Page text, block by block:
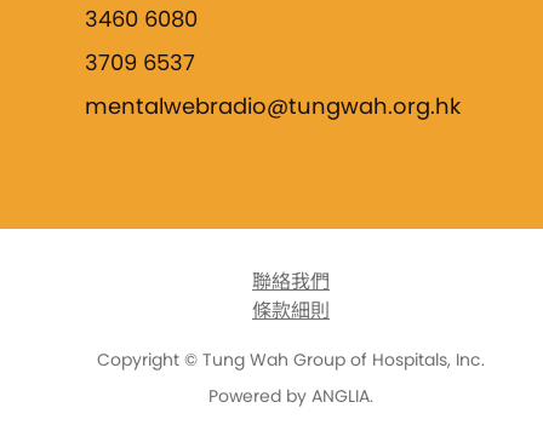
3460 6080
3709 6537
mentalwebradio@tungwah.org.hk
聯絡我們
條款細則
Copyright © Tung Wah Group of Hospitals, Inc.
Powered by ANGLIA.